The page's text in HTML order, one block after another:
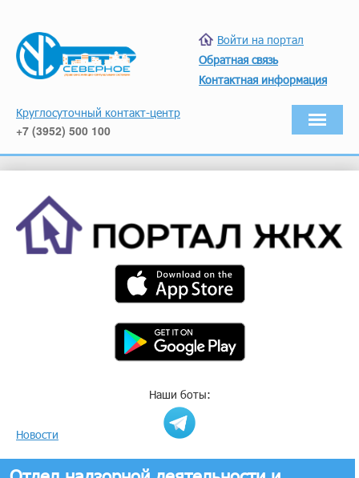
Войти на портал
Обратная связь
Контактная информация
Круглосуточный контакт-центр
+7 (3952) 500 100
Наши боты:
Новости